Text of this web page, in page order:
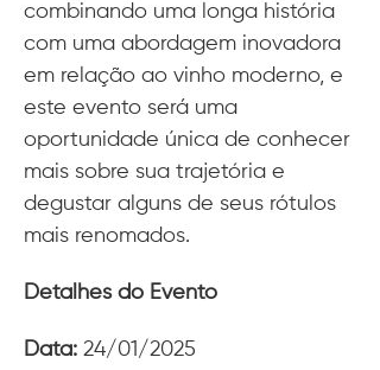
combinando uma longa história
com uma abordagem inovadora
em relação ao vinho moderno, e
este evento será uma
oportunidade única de conhecer
mais sobre sua trajetória e
degustar alguns de seus rótulos
mais renomados.
Detalhes do Evento
Data: 24/01/2025